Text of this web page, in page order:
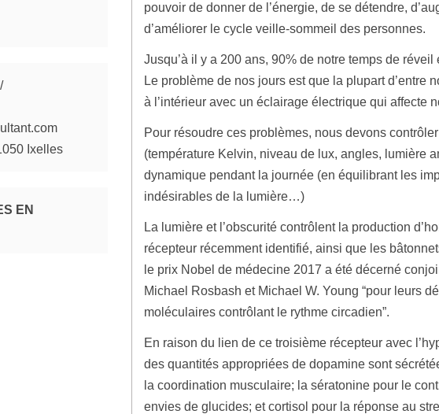
Ixelles
EN
pouvoir de donner de l’énergie, de se détendre,
d’améliorer le cycle veille-sommeil des personnes.
Jusqu’à il y a 200 ans, 90% de notre temps de réveil
Le problème de nos jours est que la plupart d’entre
à l’intérieur avec un éclairage électrique qui affecte
Pour résoudre ces problèmes, nous devons
(température Kelvin, niveau de lux, angles, lumière
dynamique pendant la journée (en équilibrant les
indésirables de la lumière…)
La lumière et l’obscurité contrôlent la production
récepteur récemment identifié, ainsi que les
le prix Nobel de médecine 2017 a été décerné
Michael Rosbash et Michael W. Young “pour leurs
moléculaires contrôlant le rythme circadien”.
En raison du lien de ce troisième récepteur avec
des quantités appropriées de dopamine sont
la coordination musculaire; la sératonine pour le
envies de glucides; et cortisol pour la réponse au